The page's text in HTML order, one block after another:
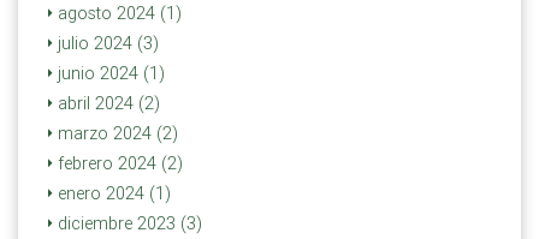
agosto 2024 (1)
julio 2024 (3)
junio 2024 (1)
abril 2024 (2)
marzo 2024 (2)
febrero 2024 (2)
enero 2024 (1)
diciembre 2023 (3)